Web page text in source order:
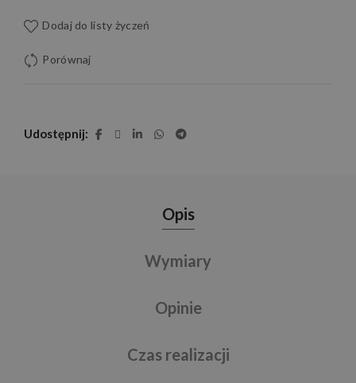
Dodaj do listy życzeń
Porównaj
Udostępnij
Opis
Wymiary
Opinie
Czas realizacji